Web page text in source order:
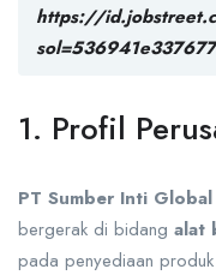
https://
1. Profil
PT Sumber Inti Global
bergerak di bidang alat
pada penyediaan